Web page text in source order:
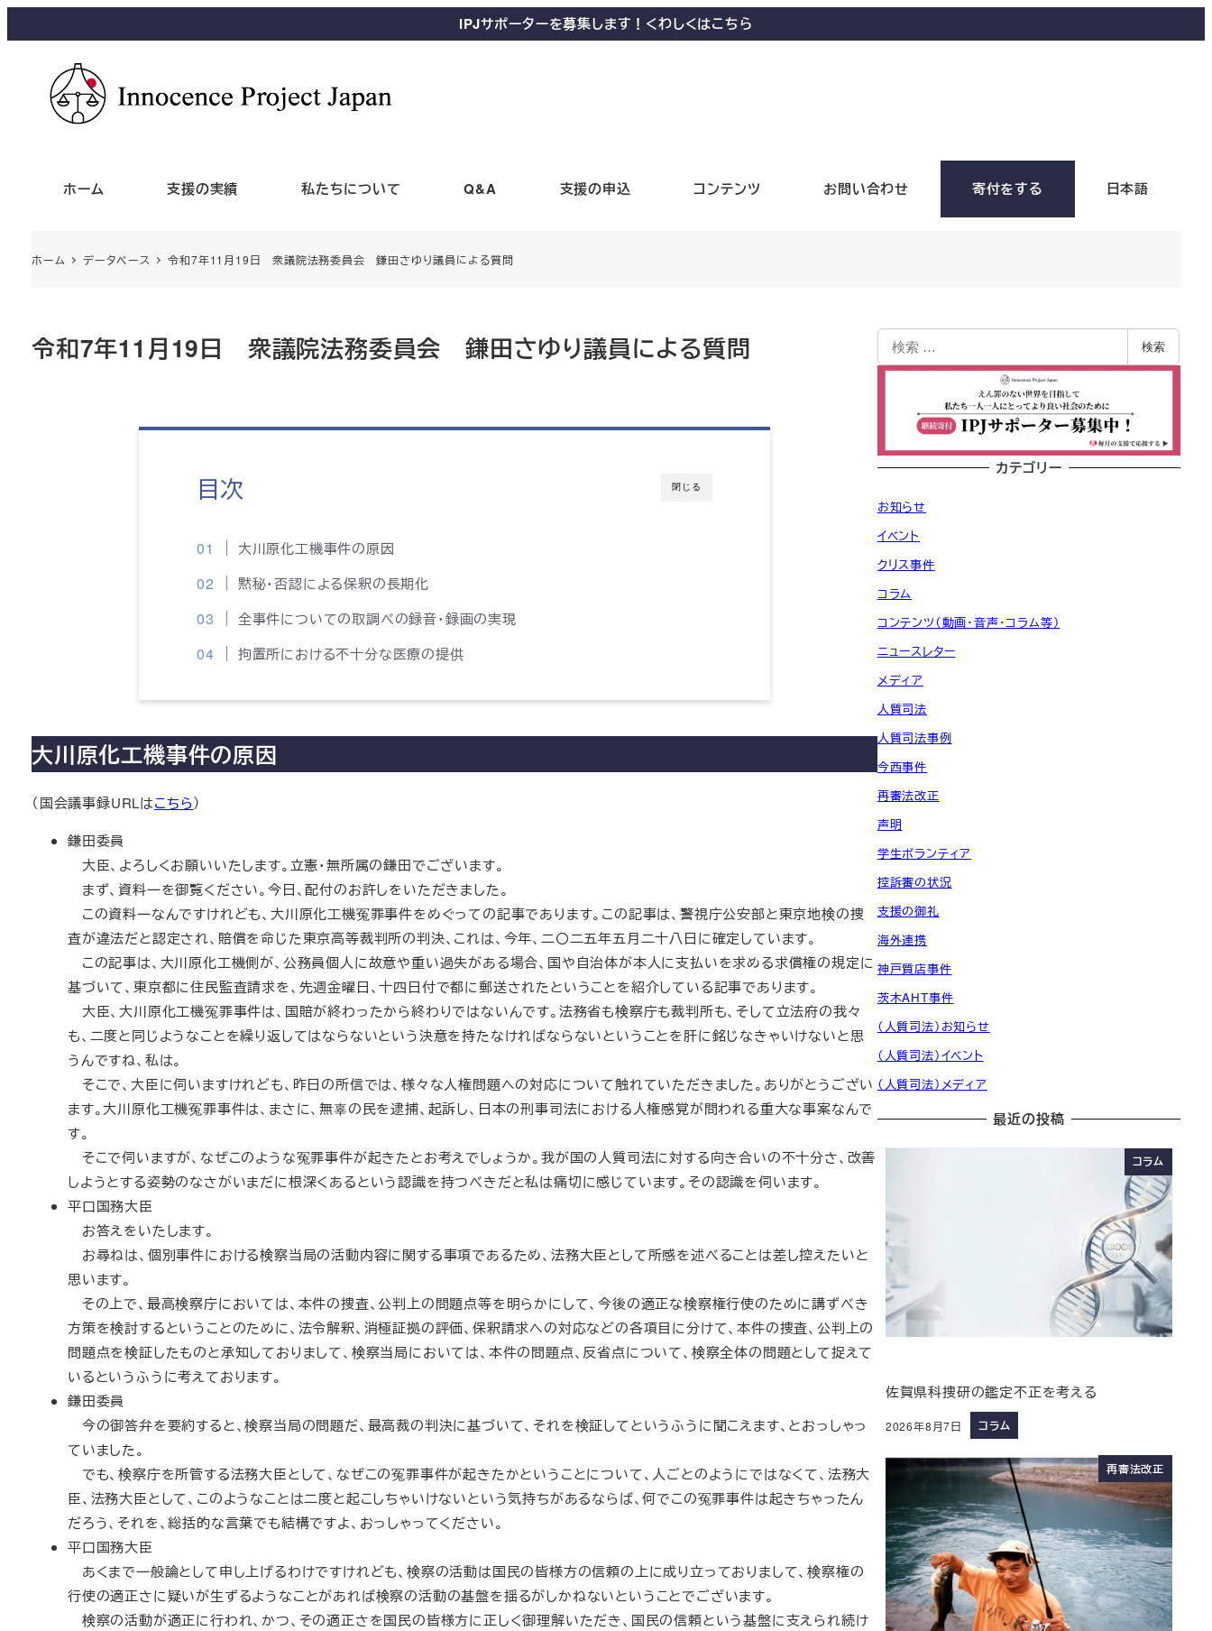
IPJサポーターを募集します！くわしくはこちら
ホーム 支援の実績 私たちについて Q&A 支援の申込 コンテンツ お問い合わせ 寄付をする 日本語
ホーム データベース 令和7年11月19日 衆議院法務委員会 鎌田さゆり議員による質問
令和7年11月19日 衆議院法務委員会 鎌田さゆり議員による質問
閉じる
目次
大川原化工機事件の原因
黙秘・否認による保釈の長期化
全事件についての取調べの録音・録画の実現
拘置所における不十分な医療の提供
大川原化工機事件の原因
（国会議事録URLはこちら）
鎌田委員
大臣、よろしくお願いいたします。立憲・無所属の鎌田でございます。
まず、資料一を御覧ください。今日、配付のお許しをいただきました。
この資料一なんですけれども、大川原化工機冤罪事件をめぐっての記事であります。この記事は、警視庁公安部と東京地検の捜
査が違法だと認定され、賠償を命じた東京高等裁判所の判決、これは、今年、二〇二五年五月二十八日に確定しています。
この記事は、大川原化工機側が、公務員個人に故意や重い過失がある場合、国や自治体が本人に支払いを求める求償権の規定に
基づいて、東京都に住民監査請求を、先週金曜日、十四日付で都に郵送されたということを紹介している記事であります。
大臣、大川原化工機冤罪事件は、国賠が終わったから終わりではないんです。法務省も検察庁も裁判所も、そして立法府の我々
も、二度と同じようなことを繰り返してはならないという決意を持たなければならないということを肝に銘じなきゃいけないと思
うんですね、私は。
そこで、大臣に伺いますけれども、昨日の所信では、様々な人権問題への対応について触れていただきました。ありがとうござい
ます。大川原化工機冤罪事件は、まさに、無辜の民を逮捕、起訴し、日本の刑事司法における人権感覚が問われる重大な事案なんで
す。
そこで伺いますが、なぜこのような冤罪事件が起きたとお考えでしょうか。我が国の人質司法に対する向き合いの不十分さ、改善
しようとする姿勢のなさがいまだに根深くあるという認識を持つべきだと私は痛切に感じています。その認識を伺います。
平口国務大臣
お答えをいたします。
お尋ねは、個別事件における検察当局の活動内容に関する事項であるため、法務大臣として所感を述べることは差し控えたいと
思います。
その上で、最高検察庁においては、本件の捜査、公判上の問題点等を明らかにして、今後の適正な検察権行使のために講ずべき
方策を検討するということのために、法令解釈、消極証拠の評価、保釈請求への対応などの各項目に分けて、本件の捜査、公判上の
問題点を検証したものと承知しておりまして、検察当局においては、本件の問題点、反省点について、検察全体の問題として捉えて
いるというふうに考えております。
鎌田委員
今の御答弁を要約すると、検察当局の問題だ、最高裁の判決に基づいて、それを検証してというふうに聞こえます、とおっしゃっ
ていました。
でも、検察庁を所管する法務大臣として、なぜこの冤罪事件が起きたかということについて、人ごとのようにではなくて、法務大
臣、法務大臣として、このようなことは二度と起こしちゃいけないという気持ちがあるならば、何でこの冤罪事件は起きちゃったん
だろう、それを、総括的な言葉でも結構ですよ、おっしゃってください。
平口国務大臣
あくまで一般論として申し上げるわけですけれども、検察の活動は国民の皆様方の信頼の上に成り立っておりまして、検察権の
行使の適正さに疑いが生ずるようなことがあれば検察の活動の基盤を揺るがしかねないということでございます。
検察の活動が適正に行われ、かつ、その適正さを国民の皆様方に正しく御理解いただき、国民の信頼という基盤に支えられ続け
検索
カテゴリー
お知らせ
イベント
クリス事件
コラム
コンテンツ（動画・音声・コラム等）
ニュースレター
メディア
人質司法
人質司法事例
今西事件
再審法改正
声明
学生ボランティア
控訴審の状況
支援の御礼
海外連携
神戸質店事件
茨木AHT事件
（人質司法）お知らせ
（人質司法）イベント
（人質司法）メディア
最近の投稿
コラム
佐賀県科捜研の鑑定不正を考える
2026年8月7日 コラム
再審法改正